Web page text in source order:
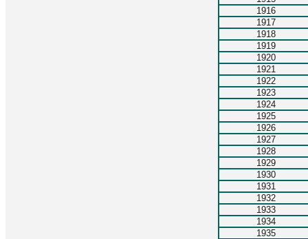
1916
1917
1918
1919
1920
1921
1922
1923
1924
1925
1926
1927
1928
1929
1930
1931
1932
1933
1934
1935